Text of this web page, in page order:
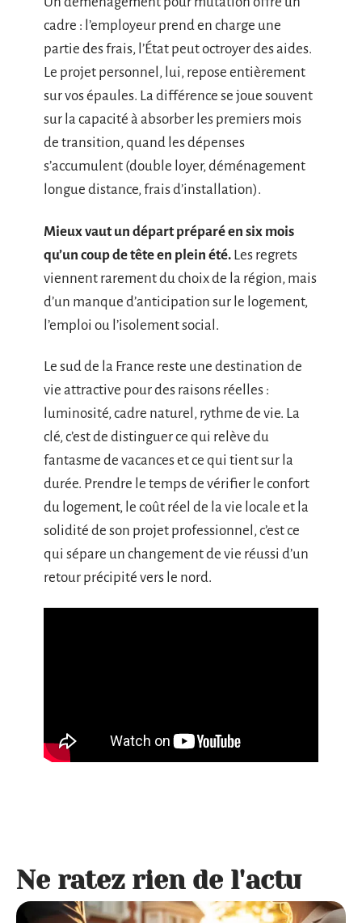
cadre : l’employeur prend en charge une
partie des frais, l’État peut octroyer des aides.
Le projet personnel, lui, repose entièrement
sur vos épaules. La différence se joue souvent
sur la capacité à absorber les premiers mois
de transition, quand les dépenses
s’accumulent (double loyer, déménagement
longue distance, frais d’installation).
Mieux vaut un départ préparé en six mois
qu’un coup de tête en plein été. Les regrets
viennent rarement du choix de la région, mais
d’un manque d’anticipation sur le logement,
l’emploi ou l’isolement social.
Le sud de la France reste une destination de
vie attractive pour des raisons réelles :
luminosité, cadre naturel, rythme de vie. La
clé, c’est de distinguer ce qui relève du
fantasme de vacances et ce qui tient sur la
durée. Prendre le temps de vérifier le confort
du logement, le coût réel de la vie locale et la
solidité de son projet professionnel, c’est ce
qui sépare un changement de vie réussi d’un
retour précipité vers le nord.
Ne ratez rien de l'actu